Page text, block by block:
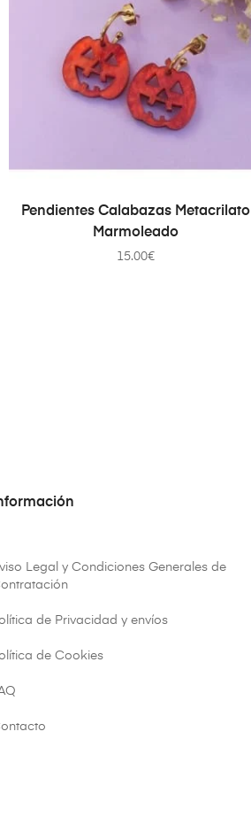
AÑADIR AL CARRITO
Pendientes Calabazas Metacrilato
Marmoleado
15.00€
Legal y Condiciones Generales de
de Privacidad y envíos
de Cookies